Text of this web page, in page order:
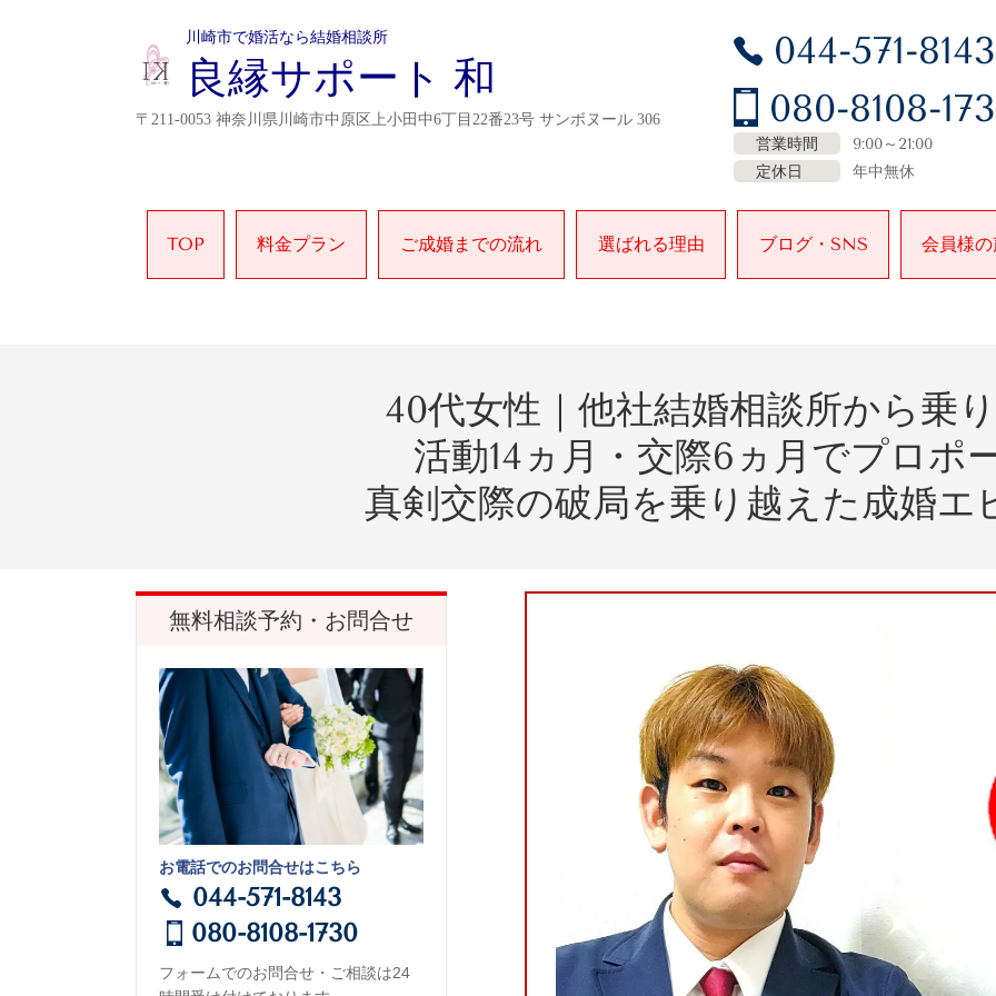
川崎市で婚活なら結婚相談所
良縁サポート 和
〒211-0053 神奈川県川崎市中原区上小田中6丁目22番23号 サンボヌール 306
044-571-8143
080-8108-
営業時間
9:00～21:00
定休日
年中無休
TOP 料金プラン ご成婚までの流れ 選ばれる理由 ブログ・SNS 会員様
40代女性｜他社結婚相談所から乗
活動14 ヵ月・交際6 ヵ月でプロポ
真剣交際の破局を乗り越えた成婚エ
無料相談予約・お問合せ
お電話でのお問合せはこちら
044-571-8143
080-8108-1730
フォームでのお問合せ・ご相談は24